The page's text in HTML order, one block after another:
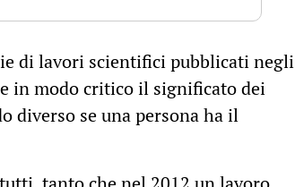
di lavori scientifici pubblicati negli
in modo critico il significato dei
diverso se una persona ha il